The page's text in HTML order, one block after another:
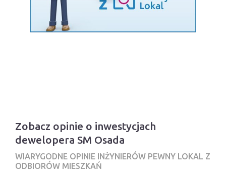
Zobacz opinie o inwestycjach
dewelopera SM Osada
WIARYGODNE OPINIE INŻYNIERÓW PEWNY LOKAL Z
ODBIORÓW MIESZKAŃ